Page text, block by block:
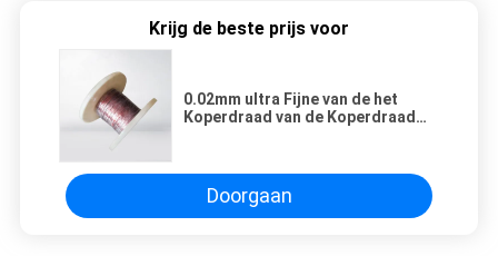
Krijg de beste prijs voor
0.02mm ultra Fijne van de het
Koperdraad van de Koperdraad
Doorgaan